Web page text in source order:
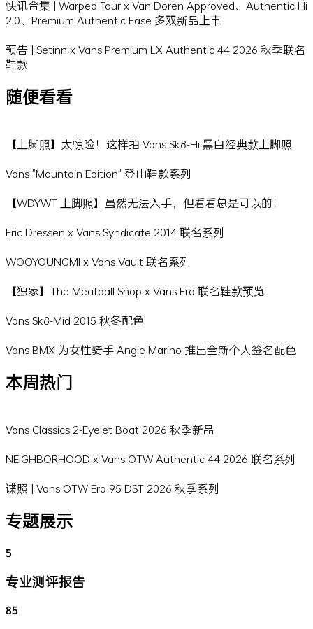
快讯合集 | Warped Tour x Van Doren Approved、Authentic Hi
2.0、Premium Authentic Ease 多双新品上市
预告 | Setinn x Vans Premium LX Authentic 44 2026 秋季联名
鞋款
随便看看
【上脚照】太惊险！这样拍 Vans Sk8-Hi 黑白经典款上脚照
Vans "Mountain Edition" 登山鞋款系列
【WDYWT 上脚照】虽然无法入手，但看看总是可以的！
Eric Dressen x Vans Syndicate 2014 联名系列
WOOYOUNGMI x Vans Vault 联名系列
【独家】The Meatball Shop x Vans Era 联名鞋款预览
Vans Sk8-Mid 2015 秋冬配色
Vans BMX 为女性骑手 Angie Marino 推出全新个人签名配色
本周热门
Vans Classics 2-Eyelet Boat 2026 秋季新品
NEIGHBORHOOD x Vans OTW Authentic 44 2026 联名系列
谍照 | Vans OTW Era 95 DST 2026 秋季系列
专题展示
5
专业测评报告
85